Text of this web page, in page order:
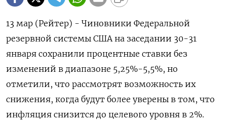
13 мар (Рейтер) - Чиновники Федеральной
резервной системы США на заседании 30-31
января сохранили процентные ставки без
изменений в диапазоне 5,25%-5,5%, но
отметили, что рассмотрят возможность их
снижения, когда будут более уверены в том, что
инфляция снизится до целевого уровня в 2%.